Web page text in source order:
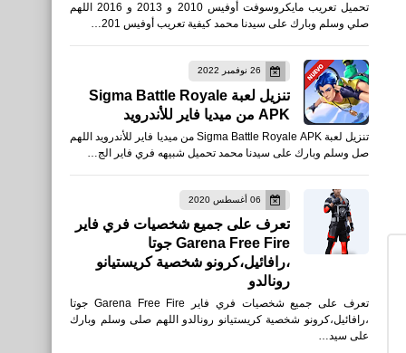
تحميل تعريب مايكروسوفت أوفيس 2010 و 2013 و 2016 اللهم
صلي وسلم وبارك على سيدنا محمد كيفية تعريب أوفيس 201…
26 نوفمبر 2022
تنزيل لعبة Sigma Battle Royale
APK من ميديا فاير للأندرويد
تنزيل لعبة Sigma Battle Royale APK من ميديا فاير للأندرويد اللهم
صل وسلم وبارك على سيدنا محمد تحميل شبيهه فري فاير الج…
06 أغسطس 2020
تعرف على جميع شخصيات فري فاير
Garena Free Fire جوتا
،رافائيل،كرونو شخصية كريستيانو
رونالدو
تعرف على جميع شخصيات فري فاير Garena Free Fire جوتا
،رافائيل،كرونو شخصية كريستيانو رونالدو اللهم صلى وسلم وبارك
على سيد…
تنزيل Chrome 88 لنظام
Windows
الرئيسية
أفضل 5 ألعاب مثل GTA 5
لأجهزة Android و iPhone
في عام 2021